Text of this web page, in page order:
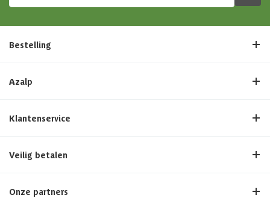
Bestelling
Azalp
Klantenservice
Veilig betalen
Onze partners